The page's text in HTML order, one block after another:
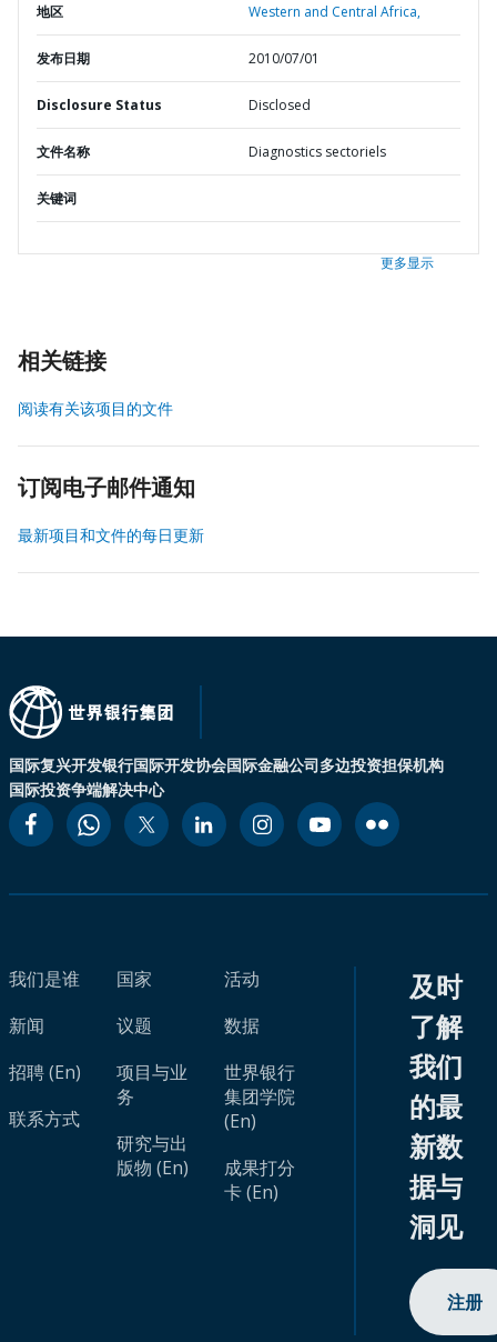
地区 Western and Central Africa,
发布日期 2010/07/01
Disclosure Status Disclosed
文件名称 Diagnostics sectoriels
关键词
更多显示
相关链接
阅读有关该项目的文件
订阅电子邮件通知
最新项目和文件的每日更新
国际复兴开发银行国际开发协会国际金融公司多边投资担保机构
国际投资争端解决中心
我们是谁
新闻
招聘 (En)
联系方式
国家
议题
项目与业
务
研究与出
版物 (En)
活动
数据
世界银行
集团学院
(En)
成果打分
卡 (En)
及时
了解
我们
的最
新数
据与
洞见
注册